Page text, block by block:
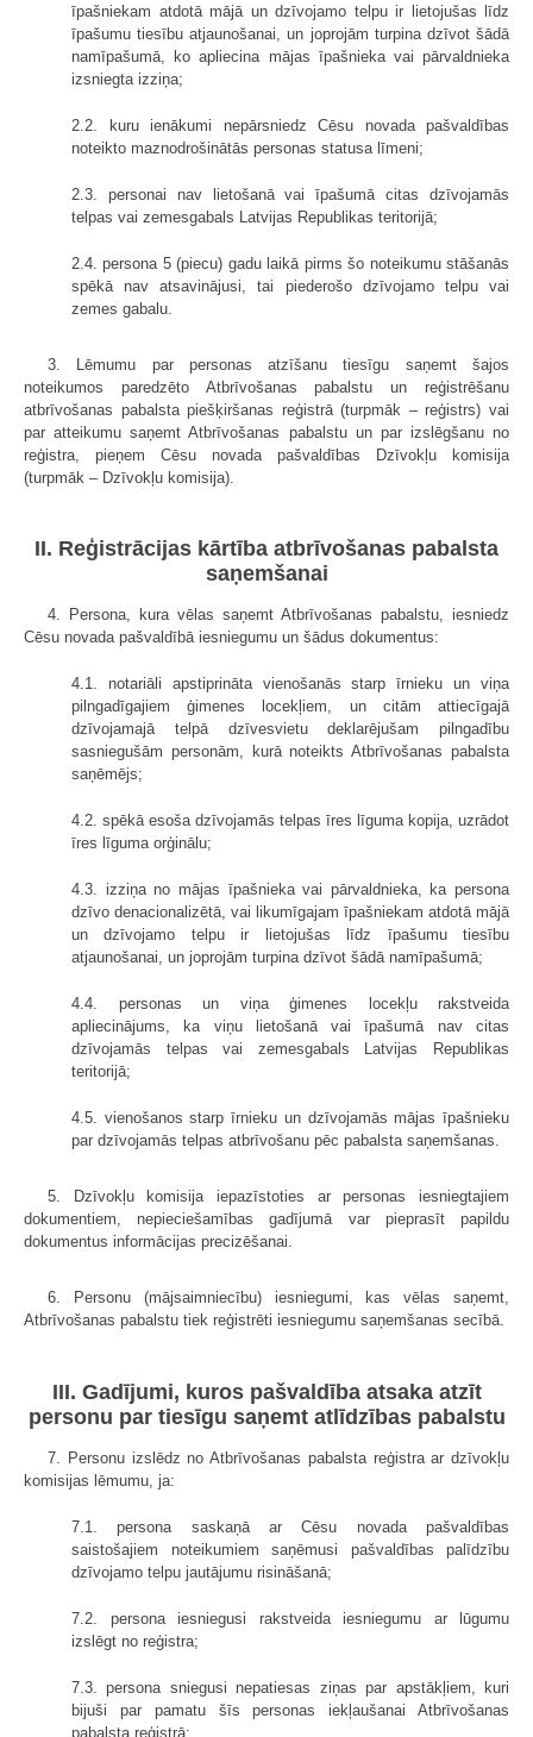
īpašniekam atdotā mājā un dzīvojamo telpu ir lietojušas līdz
īpašumu tiesību atjaunošanai, un joprojām turpina dzīvot šādā
namīpašumā, ko apliecina mājas īpašnieka vai pārvaldnieka
izsniegta izziņa;
2.2. kuru ienākumi nepārsniedz Cēsu novada pašvaldības
noteikto maznodrošinātās personas statusa līmeni;
2.3. personai nav lietošanā vai īpašumā citas dzīvojamās
telpas vai zemesgabals Latvijas Republikas teritorijā;
2.4. persona 5 (piecu) gadu laikā pirms šo noteikumu stāšanās
spēkā nav atsavinājusi, tai piederošo dzīvojamo telpu vai
zemes gabalu.
3. Lēmumu par personas atzīšanu tiesīgu saņemt šajos
noteikumos paredzēto Atbrīvošanas pabalstu un reģistrēšanu
atbrīvošanas pabalsta piešķiršanas reģistrā (turpmāk – reģistrs) vai
par atteikumu saņemt Atbrīvošanas pabalstu un par izslēgšanu no
reģistra, pieņem Cēsu novada pašvaldības Dzīvokļu komisija
(turpmāk – Dzīvokļu komisija).
II. Reģistrācijas kārtība atbrīvošanas pabalsta
saņemšanai
4. Persona, kura vēlas saņemt Atbrīvošanas pabalstu, iesniedz
Cēsu novada pašvaldībā iesniegumu un šādus dokumentus:
4.1. notariāli apstiprināta vienošanās starp īrnieku un viņa
pilngadīgajiem ģimenes locekļiem, un citām attiecīgajā
dzīvojamajā telpā dzīvesvietu deklarējušam pilngadību
sasniegušām personām, kurā noteikts Atbrīvošanas pabalsta
saņēmējs;
4.2. spēkā esoša dzīvojamās telpas īres līguma kopija, uzrādot
īres līguma orģinālu;
4.3. izziņa no mājas īpašnieka vai pārvaldnieka, ka persona
dzīvo denacionalizētā, vai likumīgajam īpašniekam atdotā mājā
un dzīvojamo telpu ir lietojušas līdz īpašumu tiesību
atjaunošanai, un joprojām turpina dzīvot šādā namīpašumā;
4.4. personas un viņa ģimenes locekļu rakstveida
apliecinājums, ka viņu lietošanā vai īpašumā nav citas
dzīvojamās telpas vai zemesgabals Latvijas Republikas
teritorijā;
4.5. vienošanos starp īrnieku un dzīvojamās mājas īpašnieku
par dzīvojamās telpas atbrīvošanu pēc pabalsta saņemšanas.
5. Dzīvokļu komisija iepazīstoties ar personas iesniegtajiem
dokumentiem, nepieciešamības gadījumā var pieprasīt papildu
dokumentus informācijas precizēšanai.
6. Personu (mājsaimniecību) iesniegumi, kas vēlas saņemt,
Atbrīvošanas pabalstu tiek reģistrēti iesniegumu saņemšanas secībā.
III. Gadījumi, kuros pašvaldība atsaka atzīt
personu par tiesīgu saņemt atlīdzības pabalstu
7. Personu izslēdz no Atbrīvošanas pabalsta reģistra ar dzīvokļu
komisijas lēmumu, ja:
7.1. persona saskaņā ar Cēsu novada pašvaldības
saistošajiem noteikumiem saņēmusi pašvaldības palīdzību
dzīvojamo telpu jautājumu risināšanā;
7.2. persona iesniegusi rakstveida iesniegumu ar lūgumu
izslēgt no reģistra;
7.3. persona sniegusi nepatiesas ziņas par apstākļiem, kuri
bijuši par pamatu šīs personas iekļaušanai Atbrīvošanas
pabalsta reģistrā;